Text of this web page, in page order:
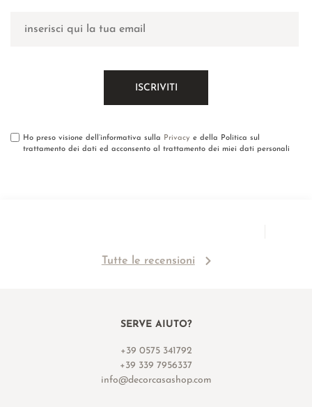
Ho preso visione dell’informativa sulla Privacy e della Politica sul
trattamento dei dati ed acconsento al trattamento dei miei dati personali
Tutte le recensioni
SERVE AIUTO?
+39 0575 341792
+39 339 7956337
info@decorcasashop.com